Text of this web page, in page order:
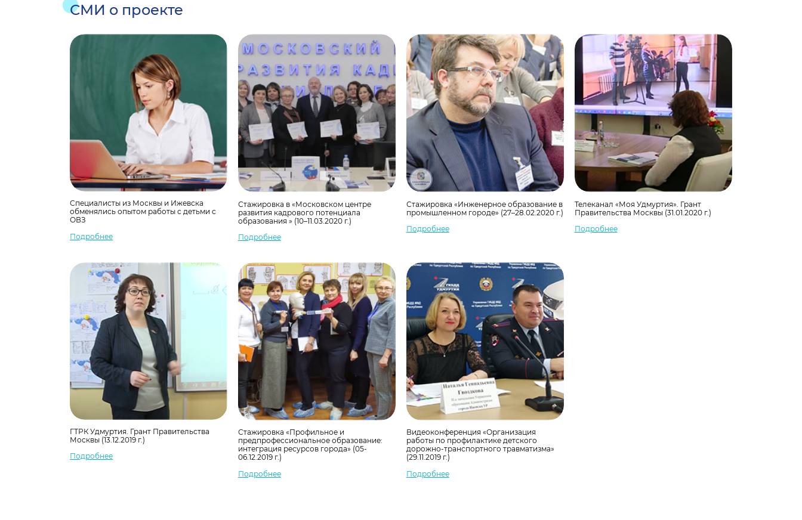
СМИ о проекте
Специалисты из Москвы и Ижевска
обменялись опытом работы с детьми с
ОВЗ
Подробнее
Стажировка в «Московском центре
развития кадрового потенциала
образования » (10–11.03.2020 г.)
Подробнее
Стажировка «Инженерное образование в
промышленном городе» (27–28.02.2020 г.)
Подробнее
Телеканал «Моя Удмуртия». Грант
Правительства Москвы (31.01.2020 г.)
Подробнее
ГТРК Удмуртия. Грант Правительства
Москвы (13.12.2019 г.)
Подробнее
Стажировка «Профильное и
предпрофессиональное образование:
интеграция ресурсов города» (05-
06.12.2019 г.)
Подробнее
Видеоконференция «Организация
работы по профилактике детского
дорожно-транспортного травматизма»
(29.11.2019 г.)
Подробнее